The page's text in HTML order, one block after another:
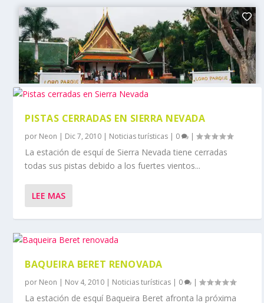
PISTAS CERRADAS EN SIERRA NEVADA
por Neon | Dic 7, 2010 | Noticias turísticas | 0 |
La estación de esquí de Sierra Nevada tiene cerradas
todas sus pistas debido a los fuertes vientos...
LEE MAS
BAQUEIRA BERET RENOVADA
por Neon | Nov 4, 2010 | Noticias turísticas | 0 |
La estación de esquí Baqueira Beret afronta la próxima